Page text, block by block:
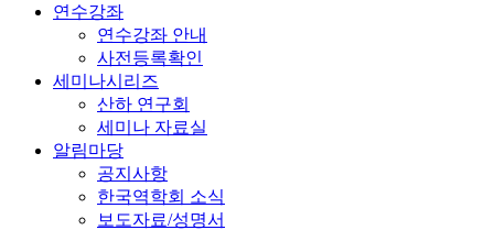
연수강좌
연수강좌 안내
사전등록확인
세미나시리즈
산하 연구회
세미나 자료실
알림마당
공지사항
한국역학회 소식
보도자료/성명서